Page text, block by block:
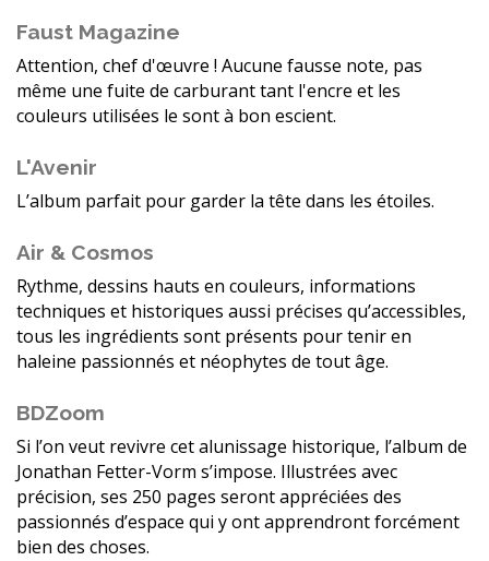
Faust Magazine
Attention, chef d'œuvre ! Aucune fausse note, pas
même une fuite de carburant tant l'encre et les
couleurs utilisées le sont à bon escient.
L'Avenir
L’album parfait pour garder la tête dans les étoiles.
Air & Cosmos
Rythme, dessins hauts en couleurs, informations
techniques et historiques aussi précises qu’accessibles,
tous les ingrédients sont présents pour tenir en
haleine passionnés et néophytes de tout âge.
BDZoom
Si l’on veut revivre cet alunissage historique, l’album de
Jonathan Fetter-Vorm s’impose. Illustrées avec
précision, ses 250 pages seront appréciées des
passionnés d’espace qui y ont apprendront forcément
bien des choses.